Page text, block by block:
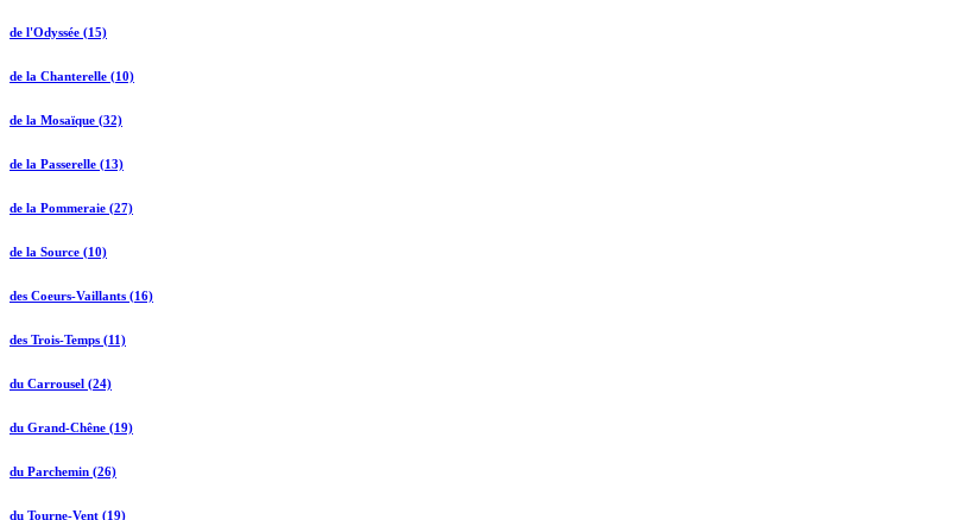
de l'Odyssée (15)
de la Chanterelle (10)
de la Mosaïque (32)
de la Passerelle (13)
de la Pommeraie (27)
de la Source (10)
des Coeurs-Vaillants (16)
des Trois-Temps (11)
du Carrousel (24)
du Grand-Chêne (19)
du Parchemin (26)
du Tourne-Vent (19)